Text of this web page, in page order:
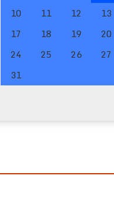
10
11 12 13
17
18 19 20
24
25 26 27
31